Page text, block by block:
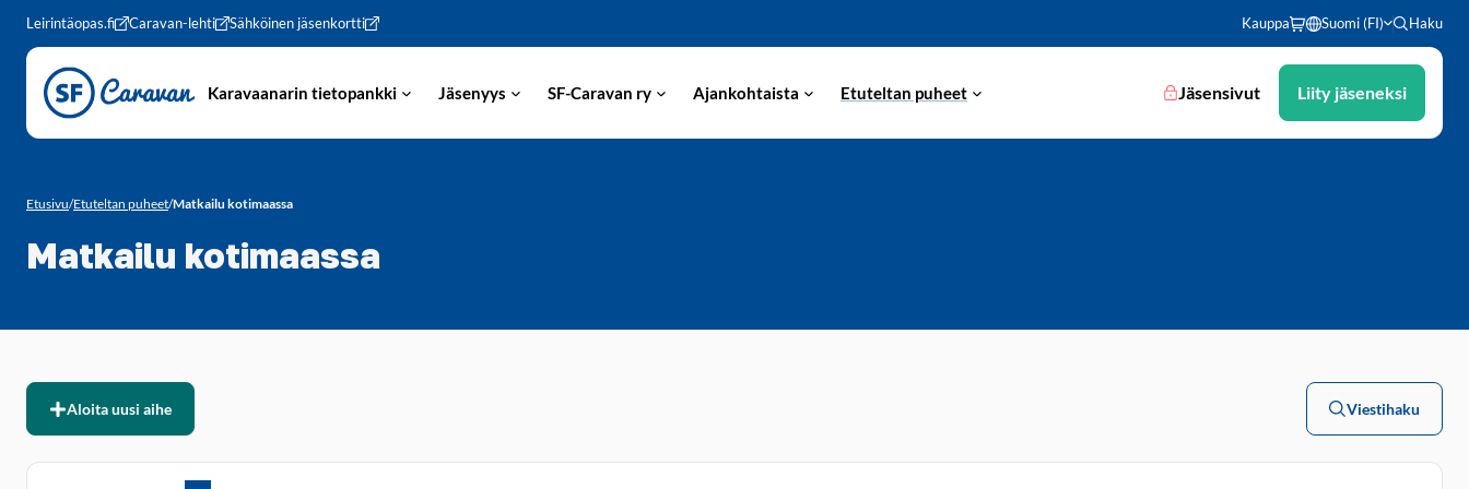
Siirry sivun sisältöön
Leirintäopas.fi Caravan-lehti Sähköinen jäsenkortti Kauppa Suomi (FI) Haku
Karavaanarin tietopankki Jäsenyys SF-Caravan ry Ajankohtaista Etuteltan puheet Jäsensivut Liity jäseneksi
Etusivu/Etuteltan puheet/Matkailu kotimaassa
Matkailu kotimaassa
Aloita uusi aihe Viestihaku